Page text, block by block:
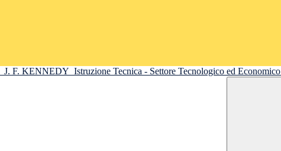
J. F. KENNEDY Istruzione Tecnica - Settore Tecnologico ed Economico